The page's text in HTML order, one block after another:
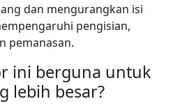
dan mengurangkan isi
pengisian,
pemanasan.
ini berguna untuk
lebih besar?